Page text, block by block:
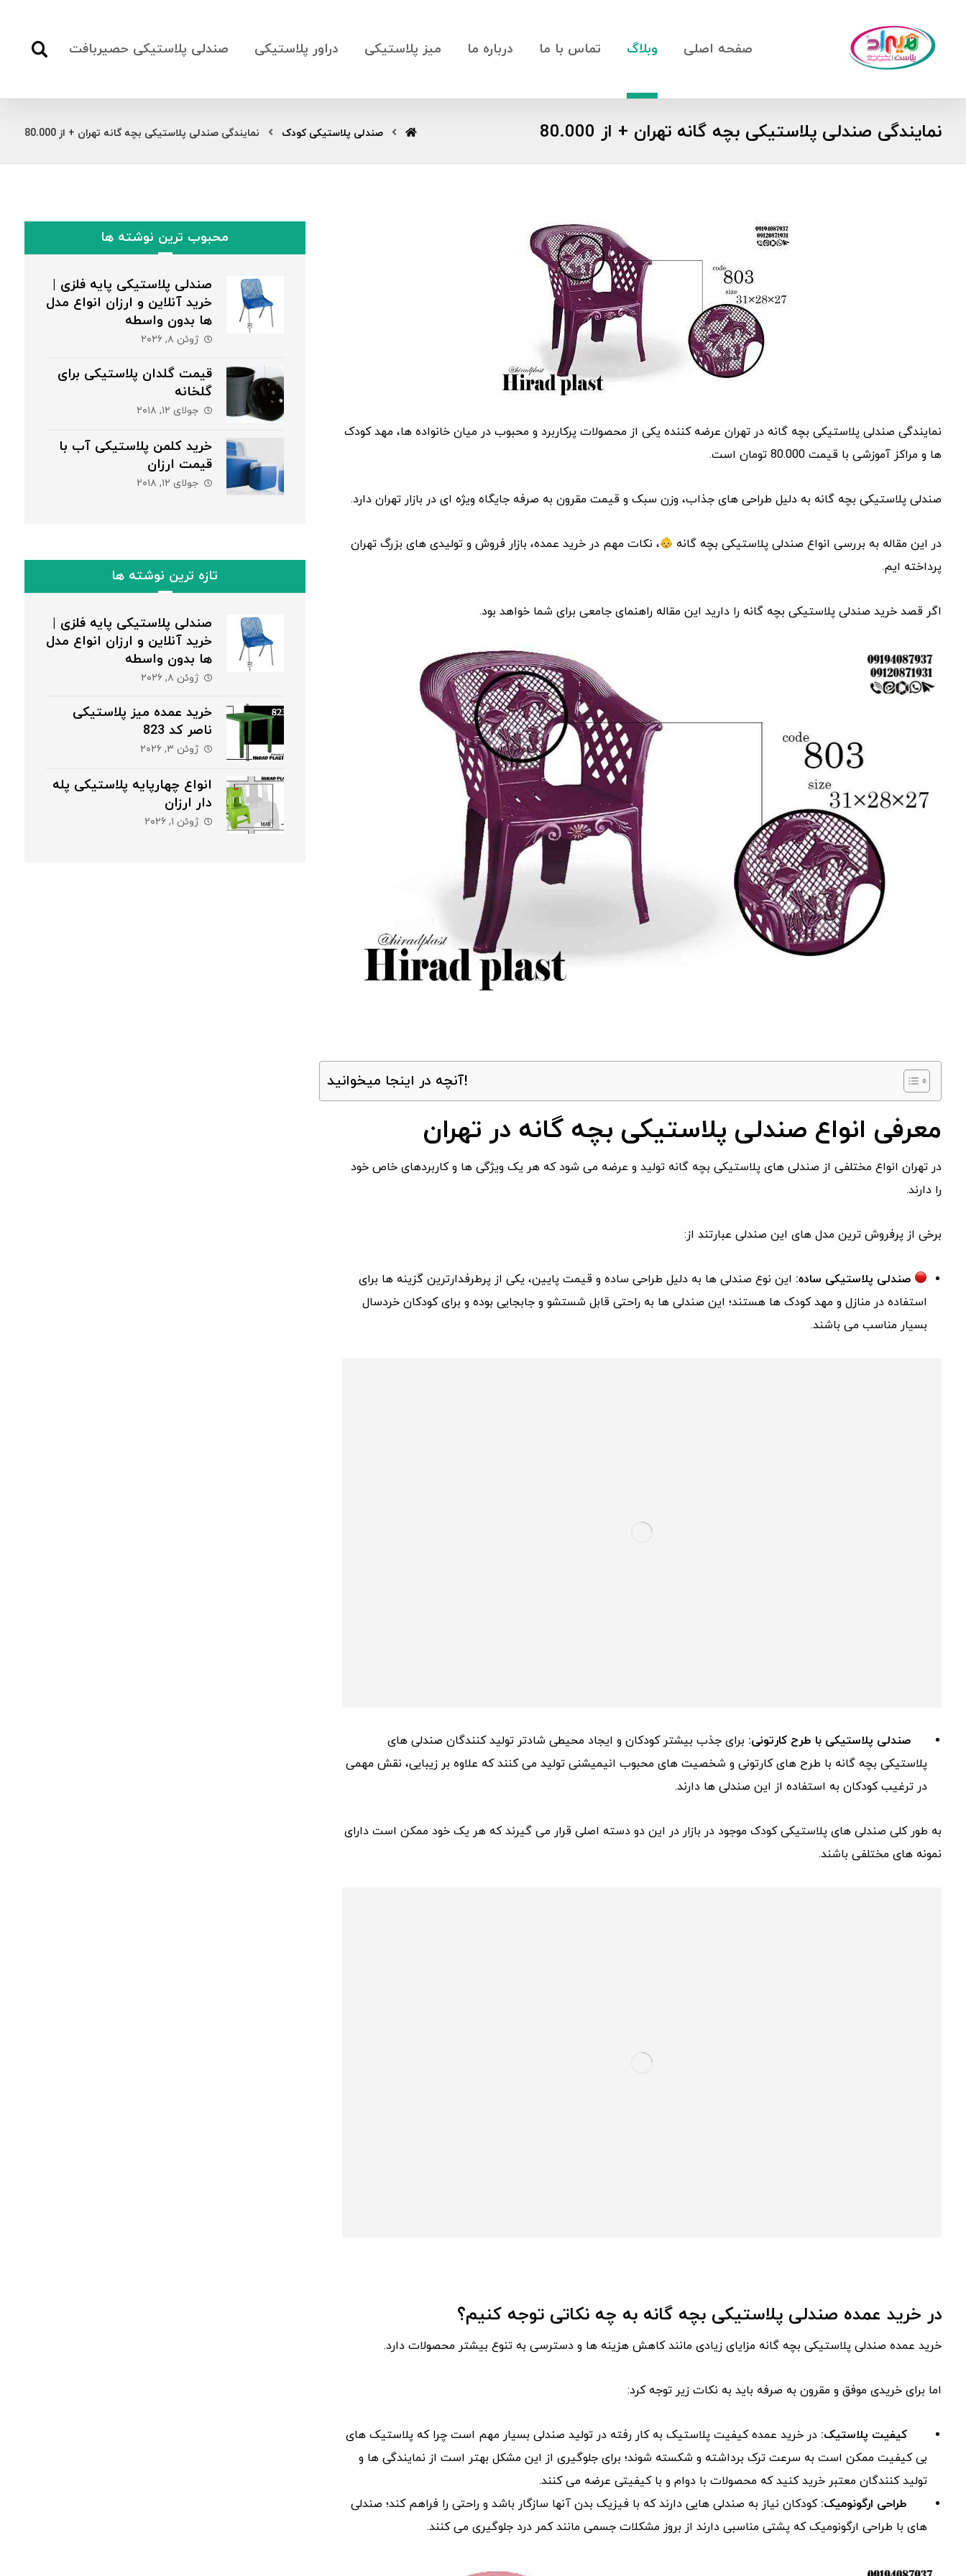
صفحه اصلی وبلاگ تماس با ما درباره ما میز پلاستیکی دراور پلاستیکی صندلی پلاستیکی حصیربافت
نمایندگی صندلی پلاستیکی بچه گانه تهران + از 80.000 صندلی پلاستیکی کودک نمایندگی صندلی پلاستیکی بچه گانه تهران + از 80.000
نمایندگی صندلی پلاستیکی بچه گانه در تهران عرضه کننده یکی از محصولات پرکاربرد و محبوب در میان خانواده ها، مهد کودک
ها و مراکز آموزشی با قیمت 80.000 تومان است.
صندلی پلاستیکی بچه گانه به دلیل طراحی های جذاب، وزن سبک و قیمت مقرون به صرفه جایگاه ویژه ای در بازار تهران دارد.
در این مقاله به بررسی انواع صندلی پلاستیکی بچه گانه
، نکات مهم در خرید عمده، بازار فروش و تولیدی های بزرگ تهران
پرداخته ایم.
اگر قصد خرید صندلی پلاستیکی بچه گانه را دارید این مقاله راهنمای جامعی برای شما خواهد بود.
آنچه در اینجا میخوانید!
معرفی انواع صندلی پلاستیکی بچه گانه در تهران
در تهران انواع مختلفی از صندلی های پلاستیکی بچه گانه تولید و عرضه می شود که هر یک ویژگی ها و کاربردهای خاص خود
را دارند.
برخی از پرفروش ترین مدل های این صندلی عبارتند از:
صندلی پلاستیکی ساده: این نوع صندلی ها به دلیل طراحی ساده و قیمت پایین، یکی از پرطرفدارترین گزینه ها برای
استفاده در منازل و مهد کودک ها هستند؛ این صندلی ها به راحتی قابل شستشو و جابجایی بوده و برای کودکان خردسال
بسیار مناسب می باشند.
صندلی پلاستیکی با طرح کارتونی: برای جذب بیشتر کودکان و ایجاد محیطی شادتر تولید کنندگان صندلی های
پلاستیکی بچه گانه با طرح های کارتونی و شخصیت های محبوب انیمیشنی تولید می کنند که علاوه بر زیبایی، نقش مهمی
در ترغیب کودکان به استفاده از این صندلی ها دارند.
به طور کلی صندلی های پلاستیکی کودک موجود در بازار در این دو دسته اصلی قرار می گیرند که هر یک خود ممکن است دارای
نمونه های مختلفی باشند.
در خرید عمده صندلی پلاستیکی بچه گانه به چه نکاتی توجه کنیم؟
خرید عمده صندلی پلاستیکی بچه گانه مزایای زیادی مانند کاهش هزینه ها و دسترسی به تنوع بیشتر محصولات دارد.
اما برای خریدی موفق و مقرون به صرفه باید به نکات زیر توجه کرد:
کیفیت پلاستیک: در خرید عمده کیفیت پلاستیک به کار رفته در تولید صندلی بسیار مهم است چرا که پلاستیک های
بی کیفیت ممکن است به سرعت ترک برداشته و شکسته شوند؛ برای جلوگیری از این مشکل بهتر است از نمایندگی ها و
تولید کنندگان معتبر خرید کنید که محصولات با دوام و با کیفیتی عرضه می کنند.
طراحی ارگونومیک: کودکان نیاز به صندلی هایی دارند که با فیزیک بدن آنها سازگار باشد و راحتی را فراهم کند؛ صندلی
های با طراحی ارگونومیک که پشتی مناسبی دارند از بروز مشکلات جسمی مانند کمر درد جلوگیری می کنند.
محبوب ترین نوشته ها
صندلی پلاستیکی پایه فلزی |
خرید آنلاین و ارزان انواع مدل
ها بدون واسطه
ژوئن ۸, ۲۰۲۶
قیمت گلدان پلاستیکی برای
گلخانه
جولای ۱۲, ۲۰۱۸
خرید کلمن پلاستیکی آب با
قیمت ارزان
جولای ۱۲, ۲۰۱۸
تازه ترین نوشته ها
صندلی پلاستیکی پایه فلزی |
خرید آنلاین و ارزان انواع مدل
ها بدون واسطه
ژوئن ۸, ۲۰۲۶
خرید عمده میز پلاستیکی
ناصر کد 823
ژوئن ۳, ۲۰۲۶
انواع چهارپایه پلاستیکی پله
دار ارزان
ژوئن ۱, ۲۰۲۶